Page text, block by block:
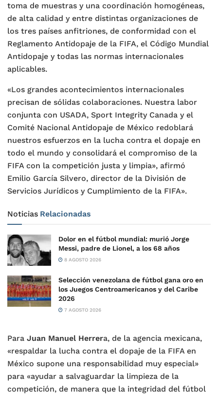
toma de muestras y una coordinación homogéneas,
de alta calidad y entre distintas organizaciones de
los tres países anfitriones, de conformidad con el
Reglamento Antidopaje de la FIFA, el Código Mundial
Antidopaje y todas las normas internacionales
aplicables.
«Los grandes acontecimientos internacionales
precisan de sólidas colaboraciones. Nuestra labor
conjunta con USADA, Sport Integrity Canada y el
Comité Nacional Antidopaje de México redoblará
nuestros esfuerzos en la lucha contra el dopaje en
todo el mundo y consolidará el compromiso de la
FIFA con la competición justa y limpia», afirmó
Emilio García Silvero, director de la División de
Servicios Jurídicos y Cumplimiento de la FIFA».
Noticias Relacionadas
Dolor en el fútbol mundial: murió Jorge
Messi, padre de Lionel, a los 68 años
8 AGOSTO 2026
Selección venezolana de fútbol gana oro en
los Juegos Centroamericanos y del Caribe
2026
7 AGOSTO 2026
Para Juan Manuel Herrera, de la agencia mexicana,
«respaldar la lucha contra el dopaje de la FIFA en
México supone una responsabilidad muy especial»
para «ayudar a salvaguardar la limpieza de la
competición, de manera que la integridad del fútbol